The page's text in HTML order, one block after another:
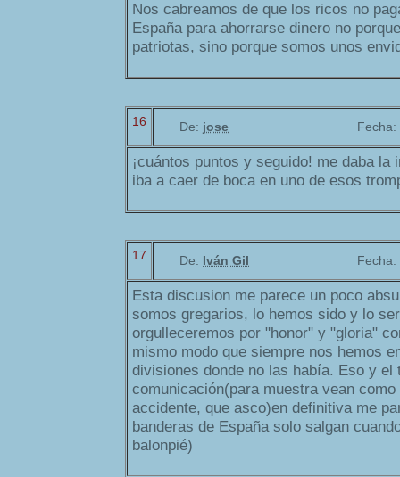
Nos cabreamos de que los ricos no
España para ahorrarse dinero no
patriotas, sino porque somos unos
16 De: jose Fecha:
¡cuántos puntos y seguido! me daba la
iba a caer de boca en uno de esos
17 De: Iván Gil Fecha:
Esta discusion me parece un poco
somos gregarios, lo hemos sido y lo
orgulleceremos por "honor" y "gloria"
mismo modo que siempre nos hemos
divisiones donde no las había. Eso y el
comunicación(para muestra vean
accidente, que asco)en definitiva me
banderas de España solo salgan
balonpié)